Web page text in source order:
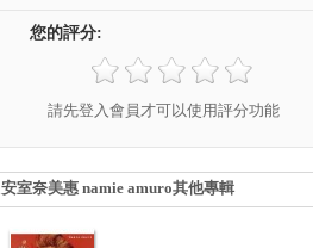
您的評分:
請先登入會員才可以使用評分功能
安室奈美惠 namie amuro其他專輯